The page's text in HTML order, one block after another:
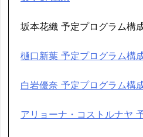
坂本花織 予定プログラム構
樋口新葉 予定プログラム構
白岩優奈 予定プログラム構
アリョーナ・コストルナヤ